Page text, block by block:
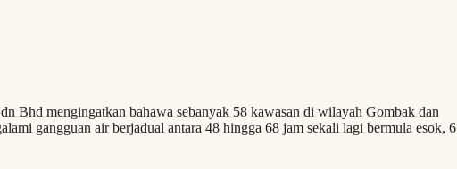
mengingatkan bahawa sebanyak 58 kawasan di wilayah Gombak dan
gangguan air berjadual antara 48 hingga 68 jam sekali lagi bermula esok, 6